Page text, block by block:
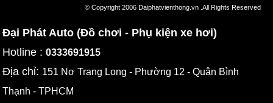
© Copyright 2006 Daiphatvienthong.vn .All Rights Reserved
Đại Phát Auto (Đồ chơi - Phụ kiện xe hơi)
Hotline :0333691915
Địa chỉ: 151 Nơ Trang Long - Phường 12 - Quận Bình
Thạnh - TPHCM